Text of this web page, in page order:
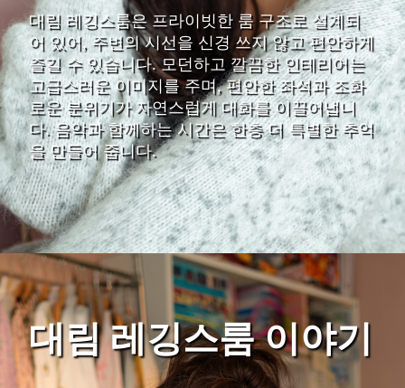
대림 레깅스룸은 프라이빗한 룸 구조로 설계되
어 있어, 주변의 시선을 신경 쓰지 않고 편안하게
즐길 수 있습니다. 모던하고 깔끔한 인테리어는
고급스러운 이미지를 주며, 편안한 좌석과 조화
로운 분위기가 자연스럽게 대화를 이끌어냅니
다. 음악과 함께하는 시간은 한층 더 특별한 추억
을 만들어 줍니다.
대림 레깅스룸 이야기